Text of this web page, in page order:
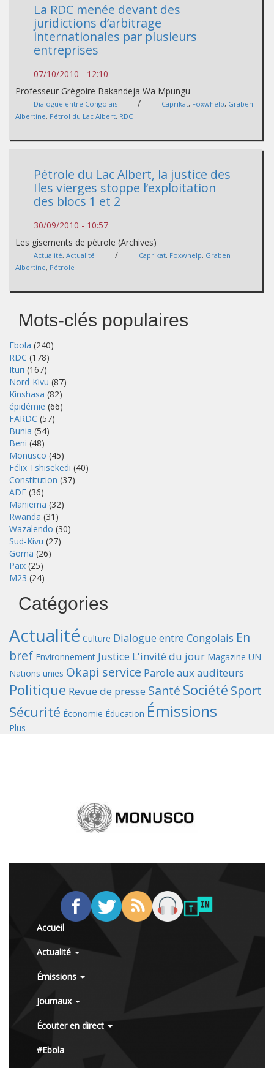
La RDC menée devant des
juridictions d’arbitrage
internationales par plusieurs
entreprises
07/10/2010 - 12:10
Professeur Grégoire Bakandeja Wa Mpungu
Dialogue entre Congolais / Caprikat, Foxwhelp, Graben
Albertine, Pétrol du Lac Albert, RDC
Pétrole du Lac Albert, la justice des
Iles vierges stoppe l’exploitation
des blocs 1 et 2
30/09/2010 - 10:57
Les gisements de pétrole (Archives)
Actualité, Actualité / Caprikat, Foxwhelp, Graben
Albertine, Pétrole
Mots-clés populaires
Ebola (240)
RDC (178)
Ituri (167)
Nord-Kivu (87)
Kinshasa (82)
épidémie (66)
FARDC (57)
Bunia (54)
Beni (48)
Monusco (45)
Félix Tshisekedi (40)
Constitution (37)
ADF (36)
Maniema (32)
Rwanda (31)
Wazalendo (30)
Sud-Kivu (27)
Goma (26)
Paix (25)
M23 (24)
Catégories
Actualité Culture Dialogue entre Congolais En
bref Environnement Justice L'invité du jour Magazine UN
Nations unies Okapi service Parole aux auditeurs
Politique Revue de presse Santé Société Sport
Sécurité Économie Éducation Émissions
Plus
Accueil
Actualité
Émissions
Journaux
Écouter en direct
#Ebola